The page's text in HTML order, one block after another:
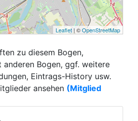
Leaflet| ©OpenStreetMap
zu diesem Bogen,
anderen Bogen, ggf. weitere
Eintrags-History usw.
ansehen (Mitglied